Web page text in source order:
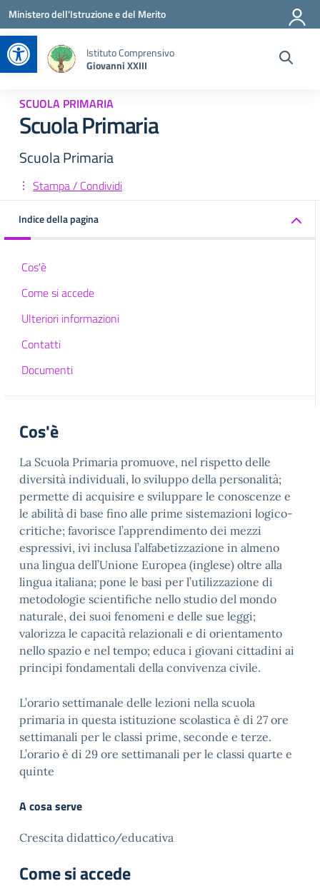
Apri la barra degli strumenti
Vai ai contenuti
Vai al menu di navigazione
Vai al footer
Ministero dell'Istruzione e del Merito
Istituto Comprensivo
Giovanni XXIII
SCUOLA PRIMARIA
Scuola Primaria
Scuola Primaria
Stampa / Condividi
Indice della pagina
Cos'è
Come si accede
Ulteriori informazioni
Contatti
Documenti
Cos'è
La Scuola Primaria promuove, nel rispetto delle
diversità individuali, lo sviluppo della personalità;
permette di acquisire e sviluppare le conoscenze e
le abilità di base fino alle prime sistemazioni logico-
critiche; favorisce l’apprendimento dei mezzi
espressivi, ivi inclusa l’alfabetizzazione in almeno
una lingua dell’Unione Europea (inglese) oltre alla
lingua italiana; pone le basi per l’utilizzazione di
metodologie scientifiche nello studio del mondo
naturale, dei suoi fenomeni e delle sue leggi;
valorizza le capacità relazionali e di orientamento
nello spazio e nel tempo; educa i giovani cittadini ai
principi fondamentali della convivenza civile.
L’orario settimanale delle lezioni nella scuola
primaria in questa istituzione scolastica è di 27 ore
settimanali per le classi prime, seconde e terze.
L’orario è di 29 ore settimanali per le classi quarte e
quinte
A cosa serve
Crescita didattico/educativa
Come si accede